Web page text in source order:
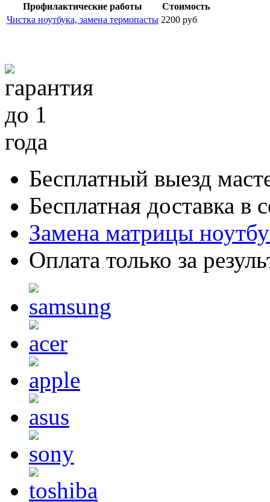
Профилактические работы
Стоимость
Чистка ноутбука, замена термопасты 2200 руб
Бесплатный выезд
Бесплатная доставка в
Замена матрицы
Оплата только за